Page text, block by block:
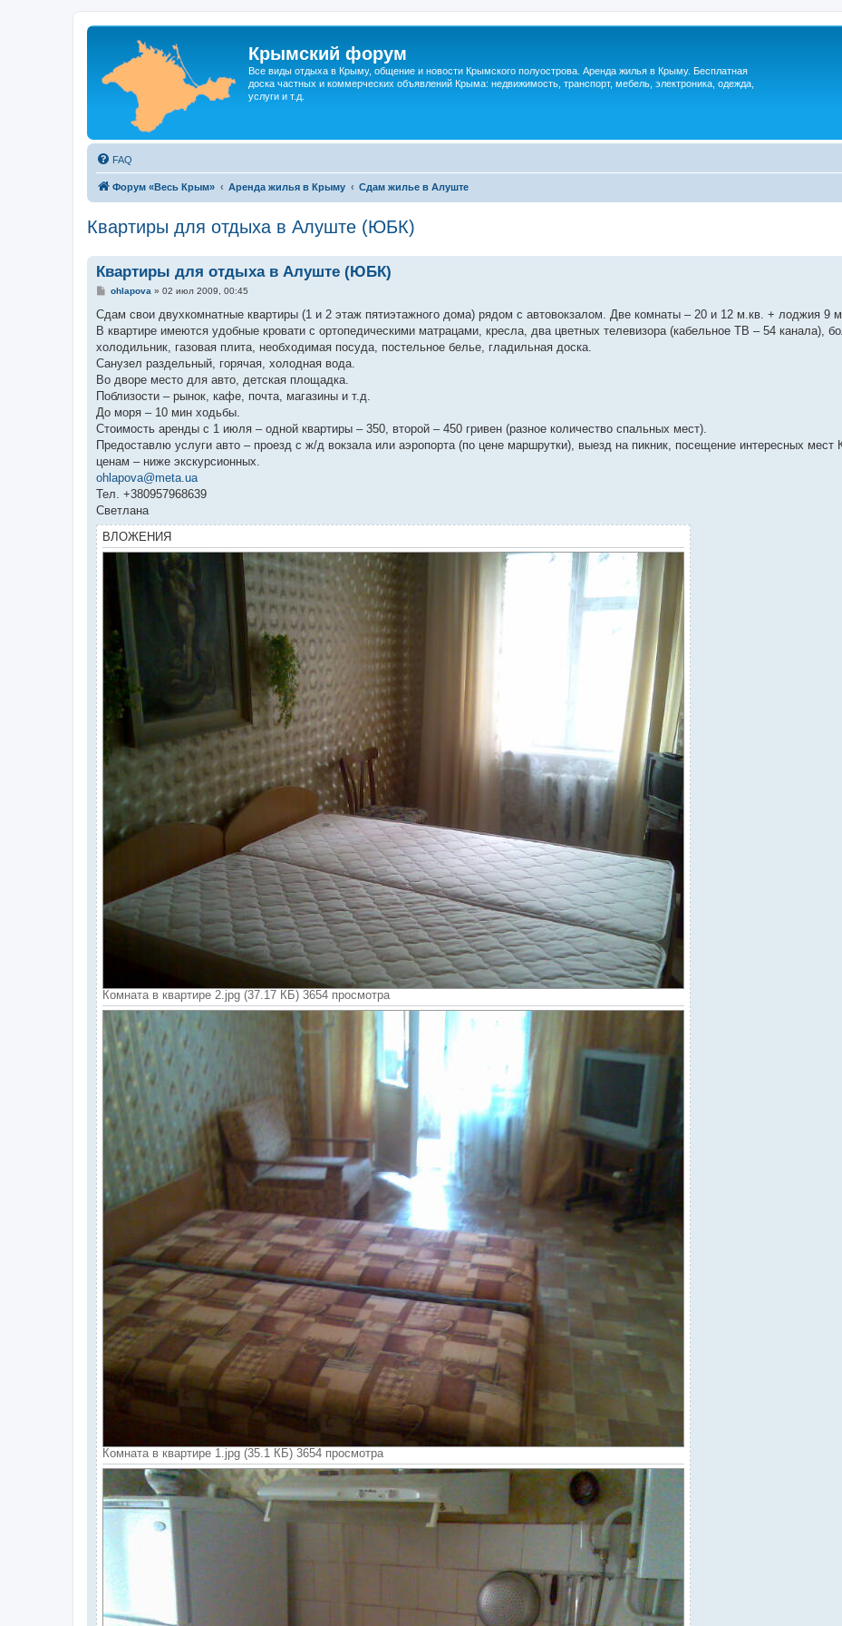
Крымский форум
Все виды отдыха в Крыму, общение и новости Крымского полуострова. Аренда жилья в Крыму. Бесплатная
доска частных и коммерческих объявлений Крыма: недвижимость, транспорт, мебель, электроника, одежда,
услуги и т.д.
FAQ
Форум «Весь Крым» Аренда жилья в Крыму Сдам жилье в Алуште
Квартиры для отдыха в Алуште (ЮБК)
Квартиры для отдыха в Алуште (ЮБК)
С
о
б
щ
е
и
е
ohlapova » 02 июл 2009, 00:45
Сдам свои двухкомнатные квартиры (1 и 2 этаж пятиэтажного дома) рядом с автовокзалом. Две комнаты – 20 и 12 м.кв. + лоджия 9
В квартире имеются удобные кровати с ортопедическими матрацами, кресла, два цветных телевизора (кабельное ТВ – 54 канала),
холодильник, газовая плита, необходимая посуда, постельное белье, гладильная доска.
Санузел раздельный, горячая, холодная вода.
Во дворе место для авто, детская площадка.
Поблизости – рынок, кафе, почта, магазины и т.д.
До моря – 10 мин ходьбы.
Стоимость аренды с 1 июля – одной квартиры – 350, второй – 450 гривен (разное количество спальных мест).
Предоставлю услуги авто – проезд с ж/д вокзала или аэропорта (по цене маршрутки), выезд на пикник, посещение интересных мест
ценам – ниже экскурсионных.
ohlapova@meta.ua
Тел. +380957968639
Светлана
ВЛОЖЕНИЯ
Комната в квартире 2.jpg (37.17 КБ) 3654 просмотра
Комната в квартире 1.jpg (35.1 КБ) 3654 просмотра